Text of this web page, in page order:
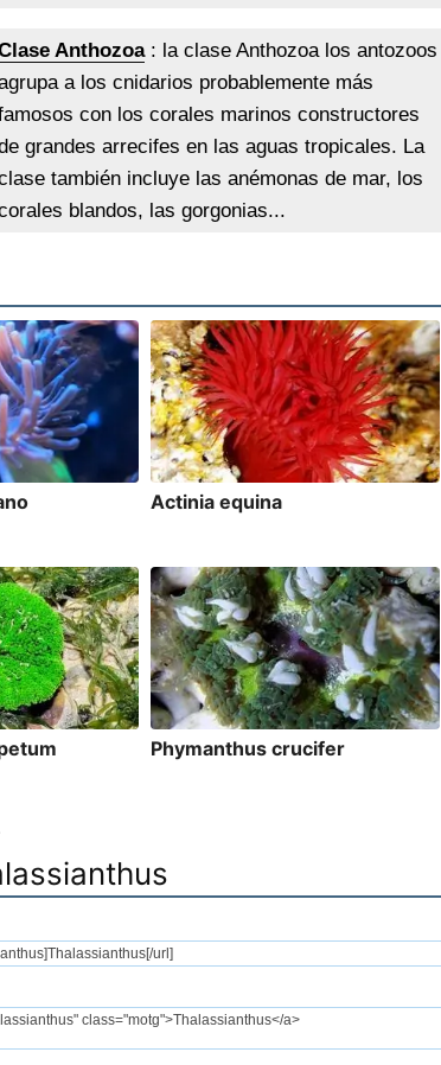
Anthozoa: la clase Anthozoa los antozoos
a los cnidarios probablemente más
con los corales marinos constructores
grandes arrecifes en las aguas tropicales. La
también incluye las anémonas de mar, los
blandos, las gorgonias...
Actinia equina
Phymanthus crucifer